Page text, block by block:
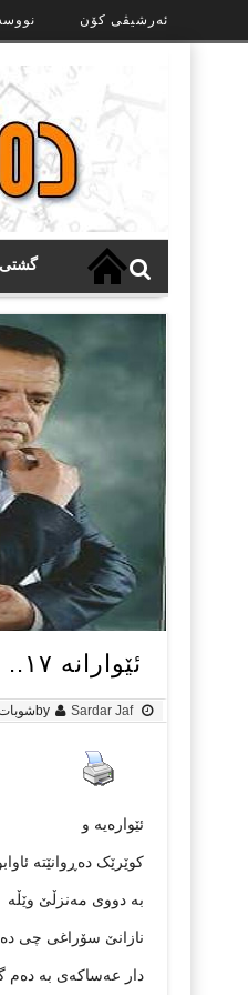
ئەرشیڤی کۆن
گشتی
ئێوارانە ١٧.. سەردار جاف
by Sardar Jaf شوبات 21,
ئێوارەيە و
کوێرێک دەڕوانێتە
بە دووی مەنزڵێ وێڵە
نازانێ سۆراغی چی
دار عەساکەی بە دەم